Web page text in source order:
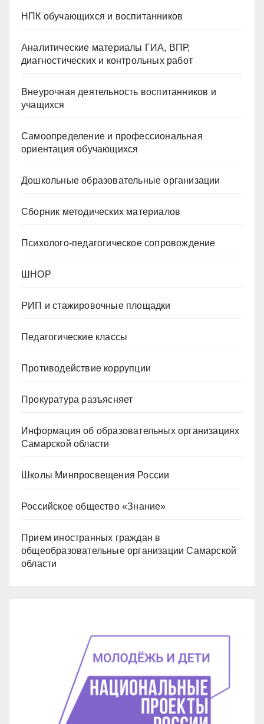
НПК обучающихся и воспитанников
Аналитические материалы ГИА, ВПР,
диагностических и контрольных работ
Внеурочная деятельность воспитанников и
учащихся
Самоопределение и профессиональная
ориентация обучающихся
Дошкольные образовательные организации
Сборник методических материалов
Психолого-педагогическое сопровождение
ШНОР
РИП и стажировочные площадки
Педагогические классы
Противодействие коррупции
Прокуратура разъясняет
Информация об образовательных организациях
Самарской области
Школы Минпросвещения России
Российское общество «Знание»
Прием иностранных граждан в
общеобразовательные организации Самарской
области